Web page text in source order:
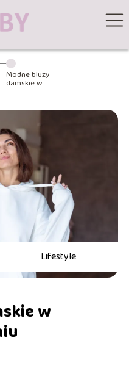
Modne bluzy
damskie w
Lifestyle
w